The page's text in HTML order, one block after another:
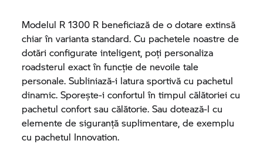
Modelul R 1300 R beneficiază de o dotare extinsă
chiar în varianta standard. Cu pachetele noastre de
dotări configurate inteligent, poți personaliza
roadsterul exact în funcție de nevoile tale
personale. Subliniază-i latura sportivă cu pachetul
dinamic. Sporește-i confortul în timpul călătoriei cu
pachetul confort sau călătorie. Sau dotează-l cu
elemente de siguranță suplimentare, de exemplu
cu pachetul Innovation.